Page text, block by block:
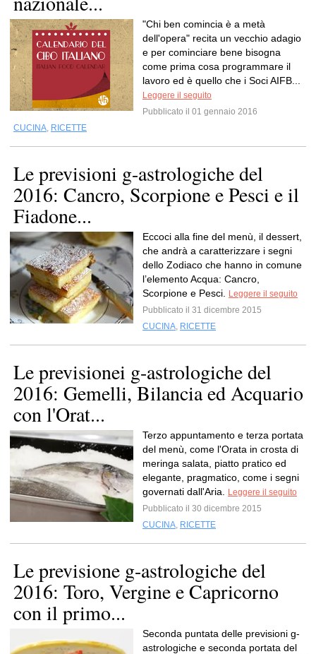
"Chi ben comincia è a metà
dell'opera" recita un vecchio adagio
e per cominciare bene bisogna
come prima cosa programmare il
lavoro ed è quello che i Soci AIFB...
Leggere il seguito
Pubblicato il 01 gennaio 2016
CUCINA, RICETTE
Le previsioni g-astrologiche del
2016: Cancro, Scorpione e Pesci e il
Fiadone...
Eccoci alla fine del menù, il dessert,
che andrà a caratterizzare i segni
dello Zodiaco che hanno in comune
l’elemento Acqua: Cancro,
Scorpione e Pesci.
Leggere il seguito
Pubblicato il 31 dicembre 2015
CUCINA, RICETTE
Le previsionei g-astrologiche del
2016: Gemelli, Bilancia ed Acquario
con l'Orat...
Terzo appuntamento e terza portata
del menù, come l'Orata in crosta di
meringa salata, piatto pratico ed
elegante, pragmatico, come i segni
governati dall'Aria.
Leggere il seguito
Pubblicato il 30 dicembre 2015
CUCINA, RICETTE
Le previsione g-astrologiche del
2016: Toro, Vergine e Capricorno
con il primo...
Seconda puntata delle previsioni g-
astrologiche e seconda portata del